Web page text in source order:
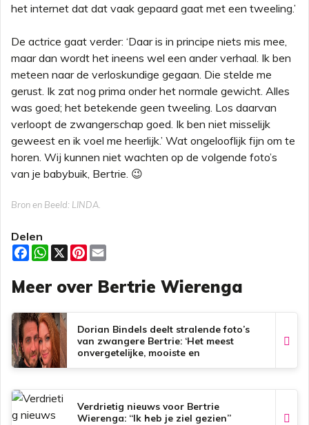
het internet dat dat vaak gepaard gaat met een tweeling.’
De actrice gaat verder: ‘Daar is in principe niets mis mee,
maar dan wordt het ineens wel een ander verhaal. Ik ben
meteen naar de verloskundige gegaan. Die stelde me
gerust. Ik zat nog prima onder het normale gewicht. Alles
was goed; het betekende geen tweeling. Los daarvan
verloopt de zwangerschap goed. Ik ben niet misselijk
geweest en ik voel me heerlijk.’ Wat ongelooflijk fijn om te
horen. Wij kunnen niet wachten op de volgende foto’s
van je babybuik, Bertrie. 😉
Bron en Beeld: LINDA.
Delen
F
a
e
b
o
k
W
h
t
s
p
p
X
P
t
e
e
s
t
i
l
Meer over Bertrie Wierenga
Dorian Bindels deelt stralende foto’s
van zwangere Bertrie: ‘Het meest
onvergetelijke, mooiste en
Verdrietig nieuws voor Bertrie
Wierenga: “Ik heb je ziel gezien”